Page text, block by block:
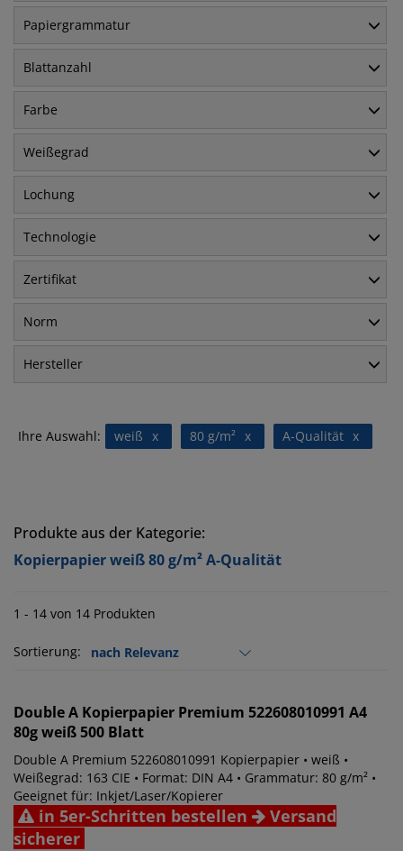
Papiergrammatur
Blattanzahl
Farbe
Weißegrad
Lochung
Technologie
Zertifikat
Norm
Hersteller
Ihre Auswahl: x
weiß x
80 g/m² x
A-Qualität
Produkte aus der Kategorie:
Kopierpapier weiß 80 g/m² A-Qualität
1 - 14 von 14 Produkten
Sortierung:
Double A Kopierpapier Premium 522608010991 A4
80g weiß 500 Blatt
Double A Premium 522608010991 Kopierpapier • weiß •
Weißegrad: 163 CIE • Format: DIN A4 • Grammatur: 80 g/m² •
Geeignet für: Inkjet/Laser/Kopierer
in 5er-Schritten bestellen
Versand
sicherer